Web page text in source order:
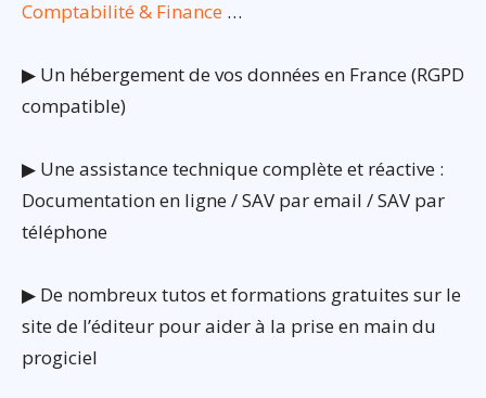
Comptabilité & Finance …
▶ Un hébergement de vos données en France (RGPD
compatible)
▶ Une assistance technique complète et réactive :
Documentation en ligne / SAV par email / SAV par
téléphone
▶ De nombreux tutos et formations gratuites sur le
site de l’éditeur pour aider à la prise en main du
progiciel